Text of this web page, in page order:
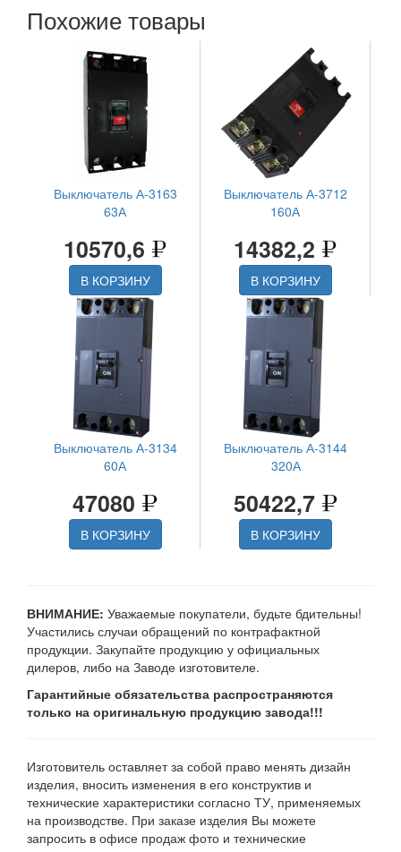
Похожие товары
Выключатель А-3163
63А
10570,6
В КОРЗИНУ
Выключатель А-3712
160А
14382,2
В КОРЗИНУ
Выключатель А-3134
60А
47080
В КОРЗИНУ
Выключатель А-3144
320А
50422,7
В КОРЗИНУ
ВНИМАНИЕ: Уважаемые покупатели, будьте бдительны!
Участились случаи обращений по контрафактной
продукции. Закупайте продукцию у официальных
дилеров, либо на Заводе изготовителе.
Гарантийные обязательства распространяются
только на оригинальную продукцию завода!!!
Изготовитель оставляет за собой право менять дизайн
изделия, вносить изменения в его конструктив и
технические характеристики согласно ТУ, применяемых
на производстве. При заказе изделия Вы можете
запросить в офисе продаж фото и технические